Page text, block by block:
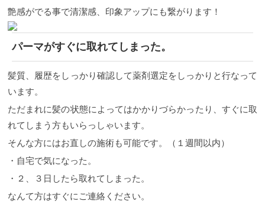
艶感がでる事で清潔感、印象アップにも繋がります！
パーマがすぐに取れてしまった。
髪質、履歴をしっかり確認して薬剤選定をしっかりと行なって
います。
ただまれに髪の状態によってはかかりづらかったり、すぐに取
れてしまう方もいらっしゃいます。
そんな方にはお直しの施術も可能です。（１週間以内）
・自宅で気になった。
・２、３日したら取れてしまった。
なんて方はすぐにご連絡ください。